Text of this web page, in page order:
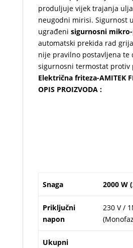
produljuje vijek trajanja
neugodni mirisi. Sigurnost
ugrađeni sigurnosni
automatski prekida rad
nije pravilno postavljena te
sigurnosni termostat protiv
Električna friteza-AMITEK
OPIS PROIZVODA :
Snaga 2000 W
Priključni
napon
230 V /
Ukupni